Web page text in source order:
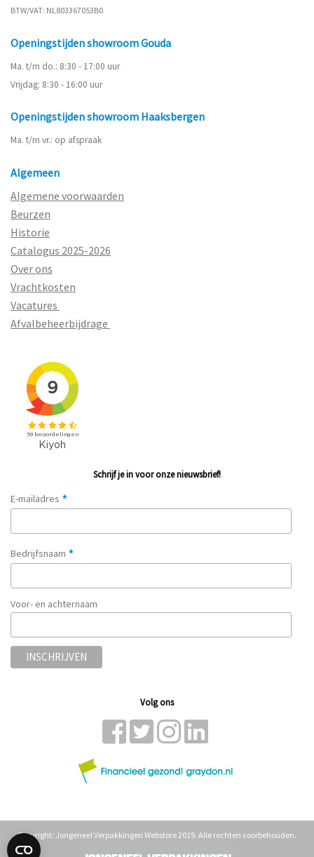
BTW/VAT: NL803367053B0
Openingstijden showroom Gouda
Ma. t/m do.: 8:30 - 17:00 uur
Vrijdag: 8:30 - 16:00 uur
Openingstijden showroom Haaksbergen
Ma. t/m vr.: op afspraak
Algemeen
Algemene voorwaarden
Beurzen
Historie
Catalogus 2025-2026
Over ons
Vrachtkosten
Vacatures
Afvalbeheerbijdrage
Schrijf je in voor onze nieuwsbrief!
E-mailadres *
Bedrijfsnaam *
Voor- en achternaam
Volg ons
Copyright: Jongeneel Verpakkingen Webstore 2019. Alle rechten voorbehouden.